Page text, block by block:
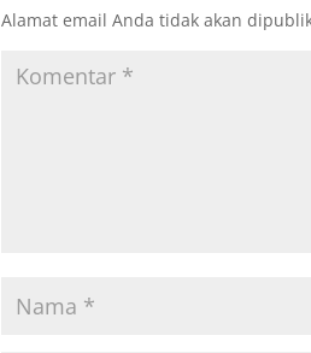
Alamat email Anda tidak akan